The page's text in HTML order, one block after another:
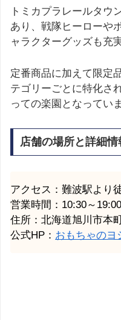
トミカプラレールタウ
あり、戦隊ヒーローや
ャラクターグッズも充実
定番商品に加えて限定
テゴリーごとに特化さ
っての楽園となっていま
店舗の場所と詳細情
アクセス：難波駅より
営業時間：10:30～19:00
住所：北海道旭川市本
公式HP： おもちゃのヨ